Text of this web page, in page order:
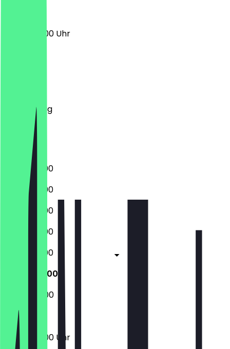
06:30 - 18:00 Uhr
Donnerstag
Samstag
Sonntag
06:30 - 19:00
06:30 - 19:00
06:30 - 19:00
06:30 - 19:00
06:30 - 19:00
06:30 - 18:00
07:00 - 12:00
06:30 - 18:00 Uhr